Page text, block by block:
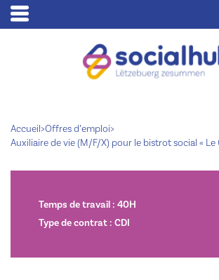
Accueil>Offres d’emploi>
Auxiliaire de vie (M/F/X) pour le bistrot social « Le
Temps de travail : 40H
Type de contrat : CDI